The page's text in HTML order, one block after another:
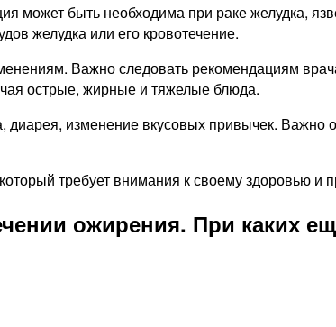
может быть необходима при раке желудка,
желудка или его кровотечение.
Важно следовать рекомендациям
острые, жирные и тяжелые блюда.
диарея, изменение вкусовых привычек. Важно
требует внимания к своему здоровью и
ожирения. При каких